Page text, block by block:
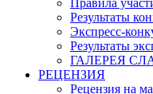
Правила
Результаты
Экспресс-
Результаты
ГАЛЕРЕЯ
РЕЦЕНЗИЯ
Рецензия на